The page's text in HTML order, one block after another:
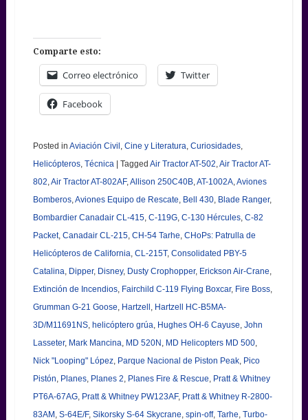
Comparte esto:
Correo electrónico Twitter
Facebook
Posted in Aviación Civil Cine y Literatura Curiosidades,
Helicópteros, Técnica | Tagged Air Tractor AT-502 Air Tractor AT-
802 Air Tractor AT-802AF, Allison 250C40B, AT-1002A, Aviones
Bomberos, Aviones Equipo de Rescate Bell 430, Blade Ranger,
Bombardier Canadair CL-415, C-119G, C-130 Hércules, C-82
Packet, Canadair CL-215, CH-54 Tarhe CHoPs: Patrulla de
Helicópteros de California CL-215T, Consolidated PBY-5
Catalina Dipper, Disney, Dusty Crophopper, Erickson Air-Crane
Extinción de Incendios, Fairchild C-119 Flying Boxcar, Fire Boss,
Grumman G-21 Goose Hartzell Hartzell HC-B5MA-
3D/M11691NS, helicóptero grúa Hughes OH-6 Cayuse John
Lasseter, Mark Mancina MD 520N MD Helicopters MD 500,
Nick "Looping" López, Parque Nacional de Piston Peak, Pico
Pistón Planes, Planes 2 Planes Fire & Rescue Pratt & Whitney
PT6A-67AG, Pratt & Whitney PW123AF, Pratt & Whitney R-2800-
83AM S-64E/F, Sikorsky S-64 Skycrane spin-off, Tarhe Turbo-